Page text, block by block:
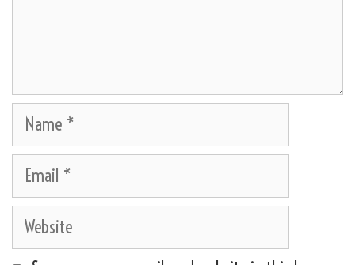
Name
Email
Website